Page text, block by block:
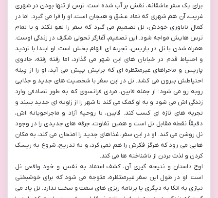
برای یک سفر عاشقانه، نقش بر آب شده است. ترس از تنها بودن در شهری
غریب، آن هم شهری که نماد عشق و هیجان است، او را فرا می گیرد. اما در
کمال ناباوری خودش، نل تصمیم می گیرد که سفر را لغو نکند و با تمام
ترس هایش مواجه شود. این تصمیم، آغازگر تحولی شگرف در زندگی اوست.
همراه شدن با نل در پاریس، تجربه ای الهام بخش است. او ابتدا با تردید
و احتیاط قدم در خیابان های این شهر می گذارد، اما رفته رفته، جادوی
پاریس و ماجراهای غیرمنتظره ای که برایش پیش می آید، او را از پیله
احتیاطش بیرون می کشد. نل در این سفر با شخصیت های جدید و جذابی
روبه رو می شود؛ از جمله فابین، مردی فرانسوی که به طور تصادفی وارد
زندگی اش می شود و به او کمک می کند تا شهر را از زاویه ای جدید ببیند و
تجربه های تازه ای کسب کند. فابین، با روحیه آزاد و ماجراجویانه اش،
دقیقاً نقطه مقابل نل است و همین تفاوت، جرقه های جدیدی را در وجود
نل روشن می کند. او در این سفر، غذاهای جدید را امتحان می کند، به مکان
هایی می رود که هرگز فکرش را هم نمی کرد، و به تدریج، شروع به ریسک
کردن و لذت بردن از ناشناخته ها می کند.
اوج داستان و نتیجه گیری آن، کشف اعتماد به نفس و خود واقعی نل
است. او در طول این سفر غیرمنتظره، متوجه می شود که برای خوشبختی
نیازی به اتکا به دیگری یا برنامه ریزی های سفت و سخت ندارد. نل یاد می